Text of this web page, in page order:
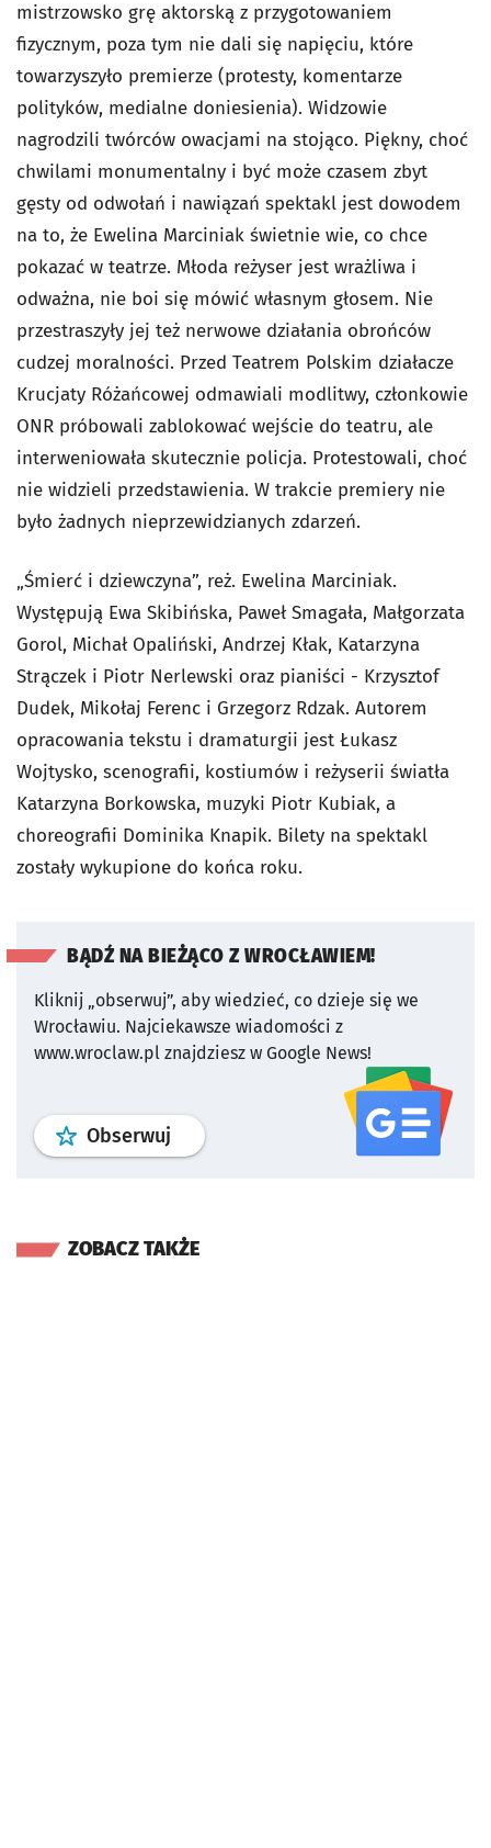
mistrzowsko grę aktorską z przygotowaniem
fizycznym, poza tym nie dali się napięciu, które
towarzyszyło premierze (protesty, komentarze
polityków, medialne doniesienia). Widzowie
nagrodzili twórców owacjami na stojąco. Piękny, choć
chwilami monumentalny i być może czasem zbyt
gęsty od odwołań i nawiązań spektakl jest dowodem
na to, że Ewelina Marciniak świetnie wie, co chce
pokazać w teatrze. Młoda reżyser jest wrażliwa i
odważna, nie boi się mówić własnym głosem. Nie
przestraszyły jej też nerwowe działania obrońców
cudzej moralności. Przed Teatrem Polskim działacze
Krucjaty Różańcowej odmawiali modlitwy, członkowie
ONR próbowali zablokować wejście do teatru, ale
interweniowała skutecznie policja. Protestowali, choć
nie widzieli przedstawienia. W trakcie premiery nie
było żadnych nieprzewidzianych zdarzeń.
„Śmierć i dziewczyna”, reż. Ewelina Marciniak.
Występują Ewa Skibińska, Paweł Smagała, Małgorzata
Gorol, Michał Opaliński, Andrzej Kłak, Katarzyna
Strączek i Piotr Nerlewski oraz pianiści - Krzysztof
Dudek, Mikołaj Ferenc i Grzegorz Rdzak. Autorem
opracowania tekstu i dramaturgii jest Łukasz
Wojtysko, scenografii, kostiumów i reżyserii światła
Katarzyna Borkowska, muzyki Piotr Kubiak, a
choreografii Dominika Knapik. Bilety na spektakl
zostały wykupione do końca roku.
BĄDŹ NA BIEŻĄCO Z WROCŁAWIEM!
Kliknij „obserwuj”, aby wiedzieć, co dzieje się we
Wrocławiu. Najciekawsze wiadomości z
www.wroclaw.pl znajdziesz w Google News!
Obserwuj profil serwisu
ZOBACZ TAKŻE